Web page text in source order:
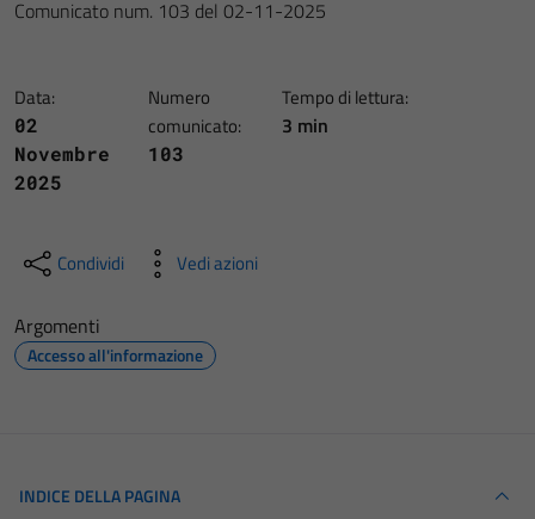
Comunicato num. 103 del 02-11-2025
Data:
02
Novembre
2025
Numero
comunicato:
103
Tempo di lettura:
3 min
Condividi Vedi azioni
Argomenti
Accesso all'informazione
INDICE DELLA PAGINA